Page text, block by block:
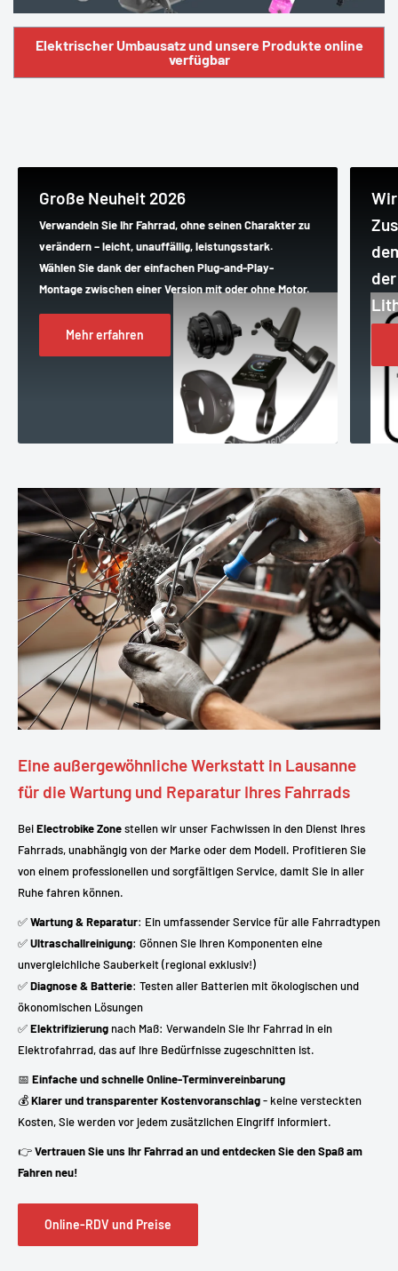
Elektrischer Umbausatz und unsere Produkte online
verfügbar
Große Neuheit 2026
Verwandeln Sie Ihr Fahrrad, ohne seinen Charakter zu
verändern – leicht, unauffällig, leistungsstark.
Wählen Sie dank der einfachen Plug-and-Play-
Montage zwischen einer Version mit oder ohne Motor.
Mehr erfahren
Eine außergewöhnliche Werkstatt in Lausanne
für die Wartung und Reparatur Ihres Fahrrads
BeiElectrobike Zonestellen wir unser Fachwissen in den Dienst Ihres
Fahrrads, unabhängig von der Marke oder dem Modell. Profitieren Sie
von einem professionellen und sorgfältigen Service, damit Sie in aller
Ruhe fahren können.
✅Wartung & Reparatur: Ein umfassender Service für alle Fahrradtypen
✅Ultraschallreinigung: Gönnen Sie Ihren Komponenten eine
unvergleichliche Sauberkeit (regional exklusiv!)
✅Diagnose & Batterie: Testen aller Batterien mit ökologischen und
ökonomischen Lösungen
✅Elektrifizierungnach Maß: Verwandeln Sie Ihr Fahrrad in ein
Elektrofahrrad, das auf Ihre Bedürfnisse zugeschnitten ist.
📅 Einfache und schnelle Online-Terminvereinbarung
💰Klarer und transparenter Kostenvoranschlag- keine versteckten
Kosten, Sie werden vor jedem zusätzlichen Eingriff informiert.
👉Vertrauen Sie uns Ihr Fahrrad an und entdecken Sie den Spaß am
Fahren neu!
Online-RDV und Preise